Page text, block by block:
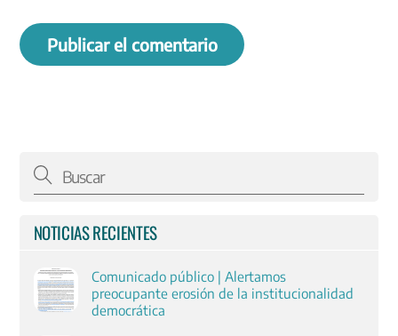
NOTICIAS RECIENTES
Comunicado público | Alertamos
preocupante erosión de la institucionalidad
democrática